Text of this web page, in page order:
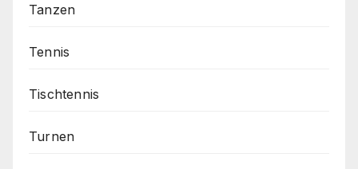
Tanzen
Tennis
Tischtennis
Turnen